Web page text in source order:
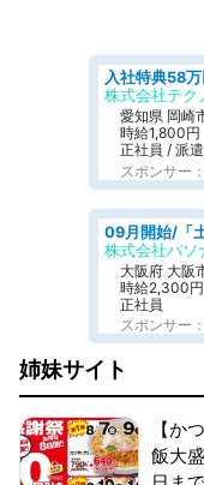
株式会社テク
愛知県 岡崎
時給1,800円
正社員 / 派
スポンサー
株式会社パソ
大阪府 大阪
時給2,300円
正社員
スポンサー
姉妹サイト
【か
飯大